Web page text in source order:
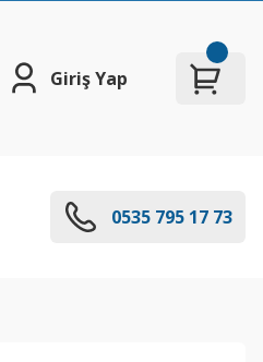
Giriş Yap
0535 795 17 73